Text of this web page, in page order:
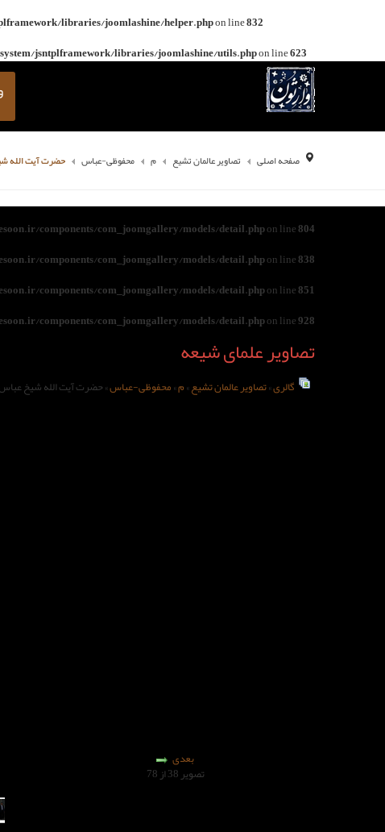
libraries/joomlashine/helper.phpon line832
jsntplframework/libraries/joomlashine/utils.phpon line623
صفحه اصلی تصاویر عالمان تشیع م محفوظی-عباس حضرت آیت الله
components/com_joomgallery/models/detail.phpon line804
components/com_joomgallery/models/detail.phpon line838
components/com_joomgallery/models/detail.phpon line851
components/com_joomgallery/models/detail.phpon line928
تصاویر علمای شیعه
گالری»تصاویر عالمان تشیع»م»محفوظی-عباس» حضرت آیت الله شیخ
بعدی
تصویر 38 از 78